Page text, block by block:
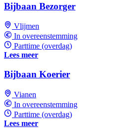
Bijbaan Bezorger
Vlijmen
In overeenstemming
Parttime (overdag)
Lees meer
Bijbaan Koerier
Vianen
In overeenstemming
Parttime (overdag)
Lees meer